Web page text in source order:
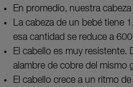
En promedio, nuestra
La cabeza de un bebé tiene
esa cantidad se reduce a
El cabello es muy
alambre de cobre del mismo
El cabello crece a un ritmo